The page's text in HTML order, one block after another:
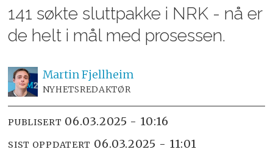
141 søkte sluttpakke i NRK - nå er
de helt i mål med prosessen.
Martin Fjellheim
NYHETSREDAKTØR
PUBLISERT 06.03.2025 - 10:16
SIST OPPDATERT 06.03.2025 - 11:01